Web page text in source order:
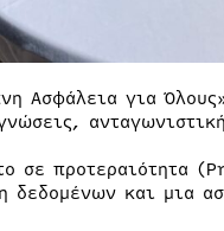
Ασφάλεια για
σε προτεραιότητα
δεδομένων και μια